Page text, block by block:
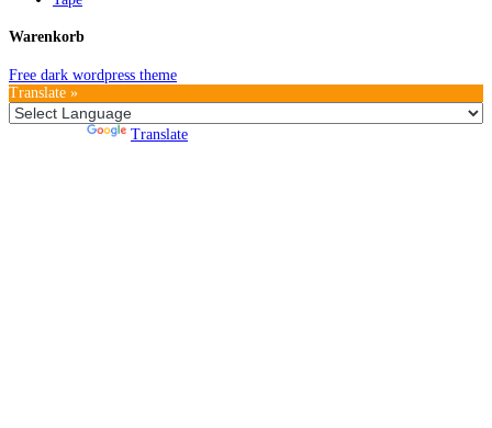
Warenkorb
Free dark wordpress theme
Translate »
Translate